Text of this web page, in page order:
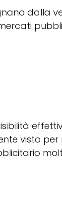
dalla
visto